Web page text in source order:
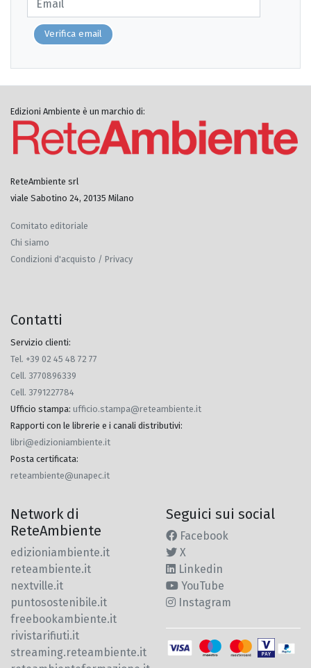
Verifica email
Edizioni Ambiente è un marchio di:
ReteAmbiente srl
viale Sabotino 24, 20135 Milano
Comitato editoriale
Chi siamo
Condizioni d'acquisto / Privacy
Contatti
Servizio clienti:
Tel. +39 02 45 48 72 77
Cell. 3770896339
Cell. 3791227784
Ufficio stampa: ufficio.stampa@reteambiente.it
Rapporti con le librerie e i canali distributivi:
libri@edizioniambiente.it
Posta certificata:
reteambiente@unapec.it
Network di
ReteAmbiente
edizioniambiente.it
reteambiente.it
nextville.it
puntosostenibile.it
freebookambiente.it
rivistarifiuti.it
streaming.reteambiente.it
Seguici sui social
Facebook
X
Linkedin
YouTube
Instagram